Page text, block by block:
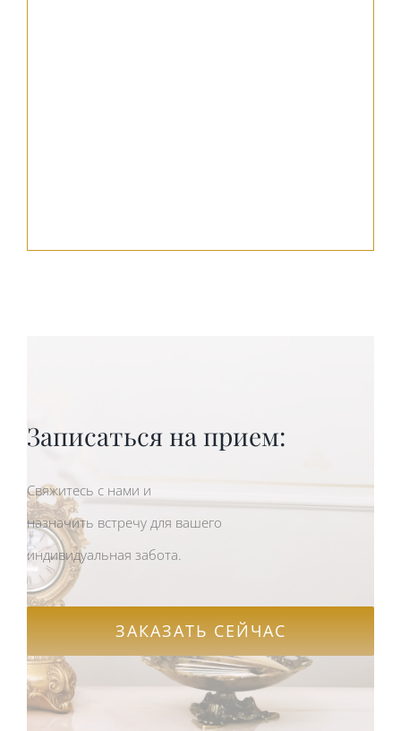
Записаться на прием:
Свяжитесь с нами и
назначить встречу для вашего
индивидуальная забота.
ЗАКАЗАТЬ СЕЙЧАС